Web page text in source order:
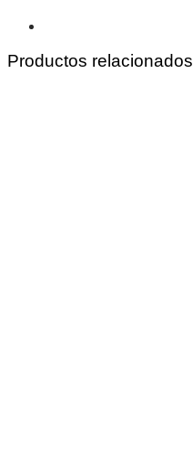
Productos relacionados